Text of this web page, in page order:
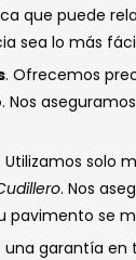
que puede
sea lo más
. Ofrecemos
. Nos
Utilizamos solo
. Nos
pavimento se
garantía en